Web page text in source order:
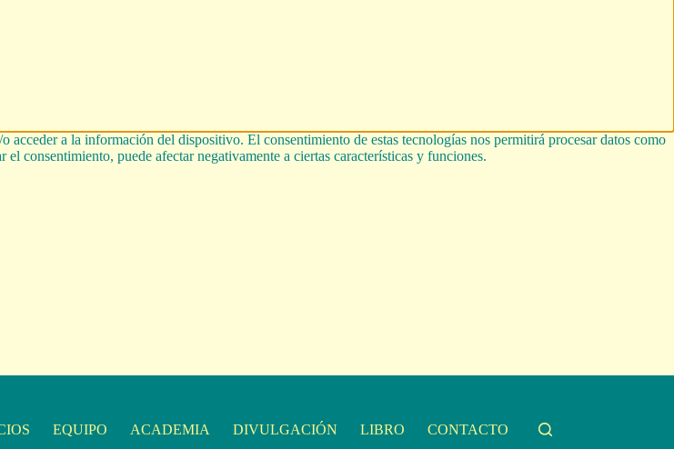
a la información del dispositivo. El consentimiento de estas tecnologías nos permitirá procesar datos como
consentimiento, puede afectar negativamente a ciertas características y funciones.
EQUIPO ACADEMIA DIVULGACIÓN LIBRO CONTACTO